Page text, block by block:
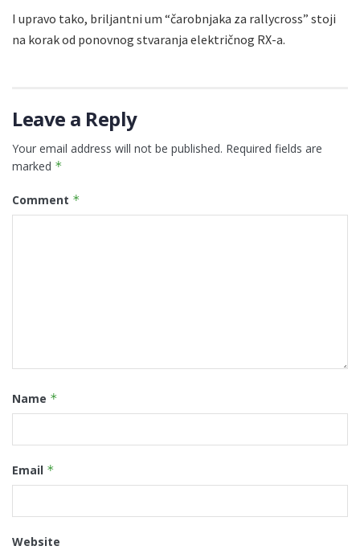
I upravo tako, briljantni um “čarobnjaka za rallycross” stoji
na korak od ponovnog stvaranja električnog RX-a.
Leave a Reply
Your email address will not be published. Required fields are
marked *
Comment *
Name *
Email *
Website